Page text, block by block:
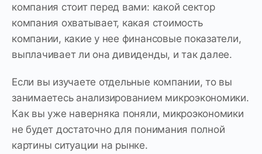
компания стоит перед вами: какой сектор
компания охватывает, какая стоимость
компании, какие у нее финансовые показатели,
выплачивает ли она дивиденды, и так далее.
Если вы изучаете отдельные компании, то вы
занимаетесь анализированием микроэкономики.
Как вы уже наверняка поняли, микроэкономики
не будет достаточно для понимания полной
картины ситуации на рынке.